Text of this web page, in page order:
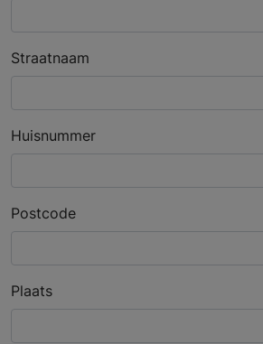
Straatnaam
Huisnummer
Postcode
Plaats